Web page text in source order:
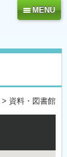
MENU
> 資料・図書館